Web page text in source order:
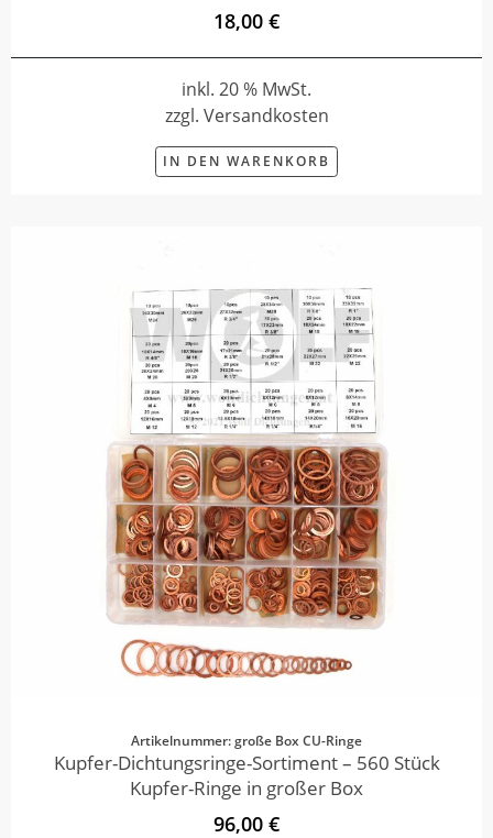
18,00 €
inkl. 20 % MwSt.
zzgl. Versandkosten
IN DEN WARENKORB
Artikelnummer: große Box CU-Ringe
Kupfer-Dichtungsringe-Sortiment – 560 Stück
Kupfer-Ringe in großer Box
96,00 €